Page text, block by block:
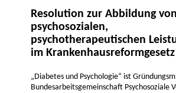
Resolution zur Abbildung
psychosozialen,
psychotherapeutischen
im Krankenhausreformgesetz
„Diabetes und Psychologie“ ist
Bundesarbeitsgemeinschaft Psychosoziale